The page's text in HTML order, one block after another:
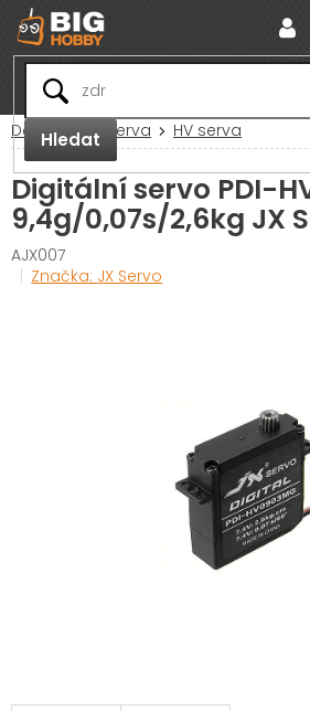
Přejít
na
obsah
Hledat
Domů RC Serva HV serva
Digitální servo PDI-
9,4g/0,07s/2,6kg JX
AJX007
Značka: JX Servo